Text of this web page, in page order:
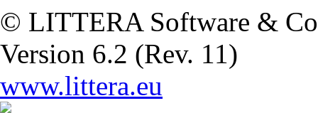
© LITTERA Software &
Version 6.2 (Rev. 11)
www.littera.eu